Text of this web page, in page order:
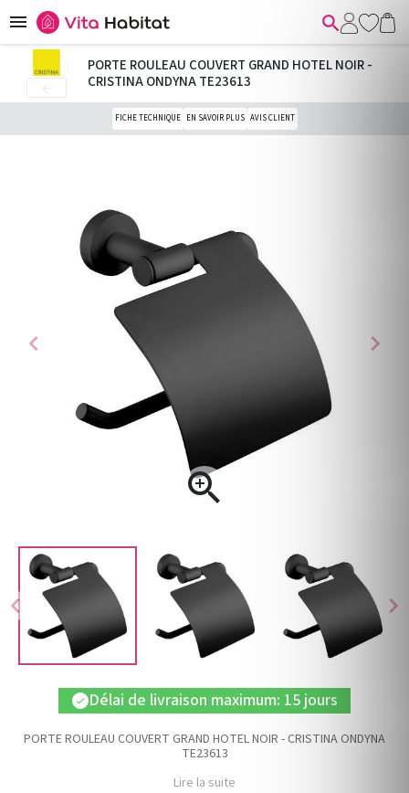
 
chevron_left chevron_right
chevron_left

chevron_right
PORTE ROULEAU COUVERT GRAND HOTEL NOIR -
CRISTINA ONDYNA TE23613
FICHE TECHNIQUE EN SAVOIR PLUS AVIS CLIENT
check Délai de livraison maximum: 15 jours
PORTE ROULEAU COUVERT GRAND HOTEL NOIR - CRISTINA ONDYNA
TE23613
Lire la suite